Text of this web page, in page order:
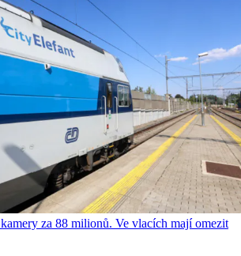
za 88 milionů. Ve vlacích mají omezit